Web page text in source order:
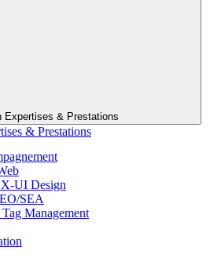
Expertises & Prestations
& Prestations
UI Design
SEA
Management